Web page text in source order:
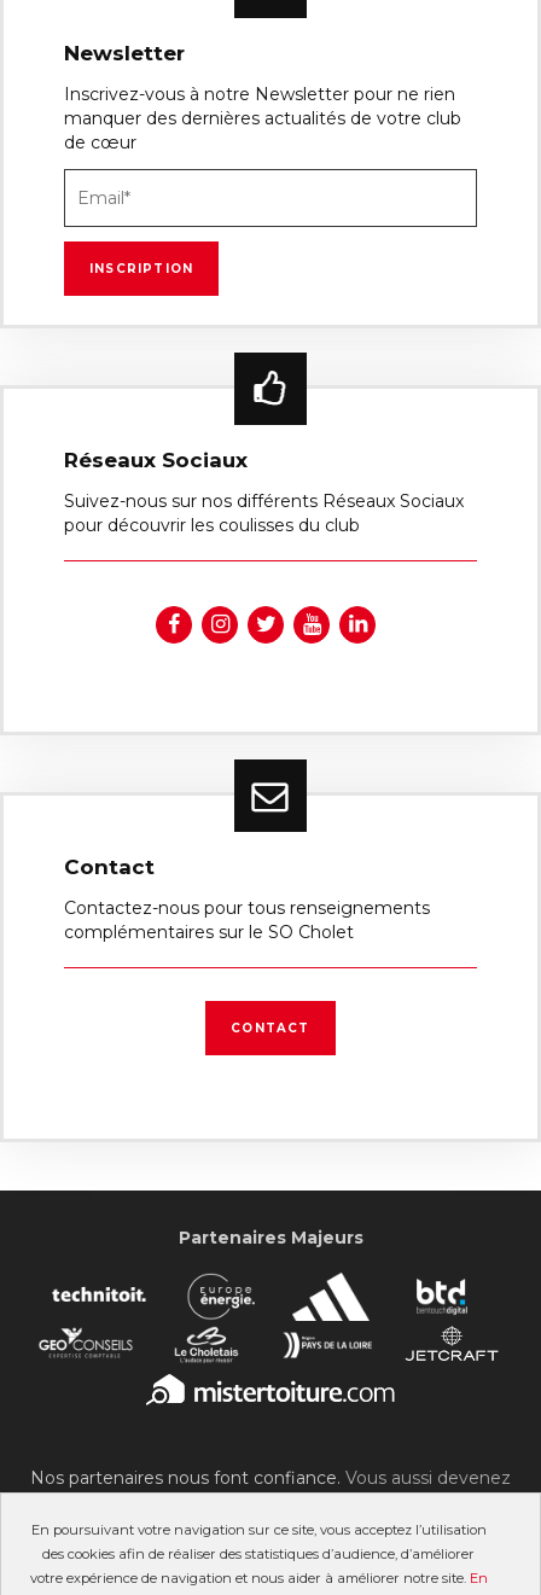
En poursuivant votre navigation sur ce site, vous acceptez l’utilisation
des cookies afin de réaliser des statistiques d’audience, d’améliorer
votre expérience de navigation et nous aider à améliorer notre site. En
Newsletter
Inscrivez-vous à notre Newsletter pour ne rien
manquer des dernières actualités de votre club
de cœur
Réseaux Sociaux
Suivez-nous sur nos différents Réseaux Sociaux
pour découvrir les coulisses du club
Contact
Contactez-nous pour tous renseignements
complémentaires sur le SO Cholet
CONTACT
Partenaires Majeurs
Nos partenaires nous font confiance. Vous aussi devenez